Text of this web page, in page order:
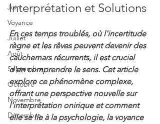
Juin
Voyance
Juillet
Août
Septembre
Octobre
Novembre
Décembre
Interprétation et Solutions
En ces temps troublés, où l'incertitude
règne et les rêves peuvent devenir des
cauchemars récurrents, il est crucial
d'en comprendre le sens. Cet article
explore ce phénomène complexe,
offrant une perspective nouvelle sur
l'interprétation onirique et comment
elle se lie à la psychologie, la voyance